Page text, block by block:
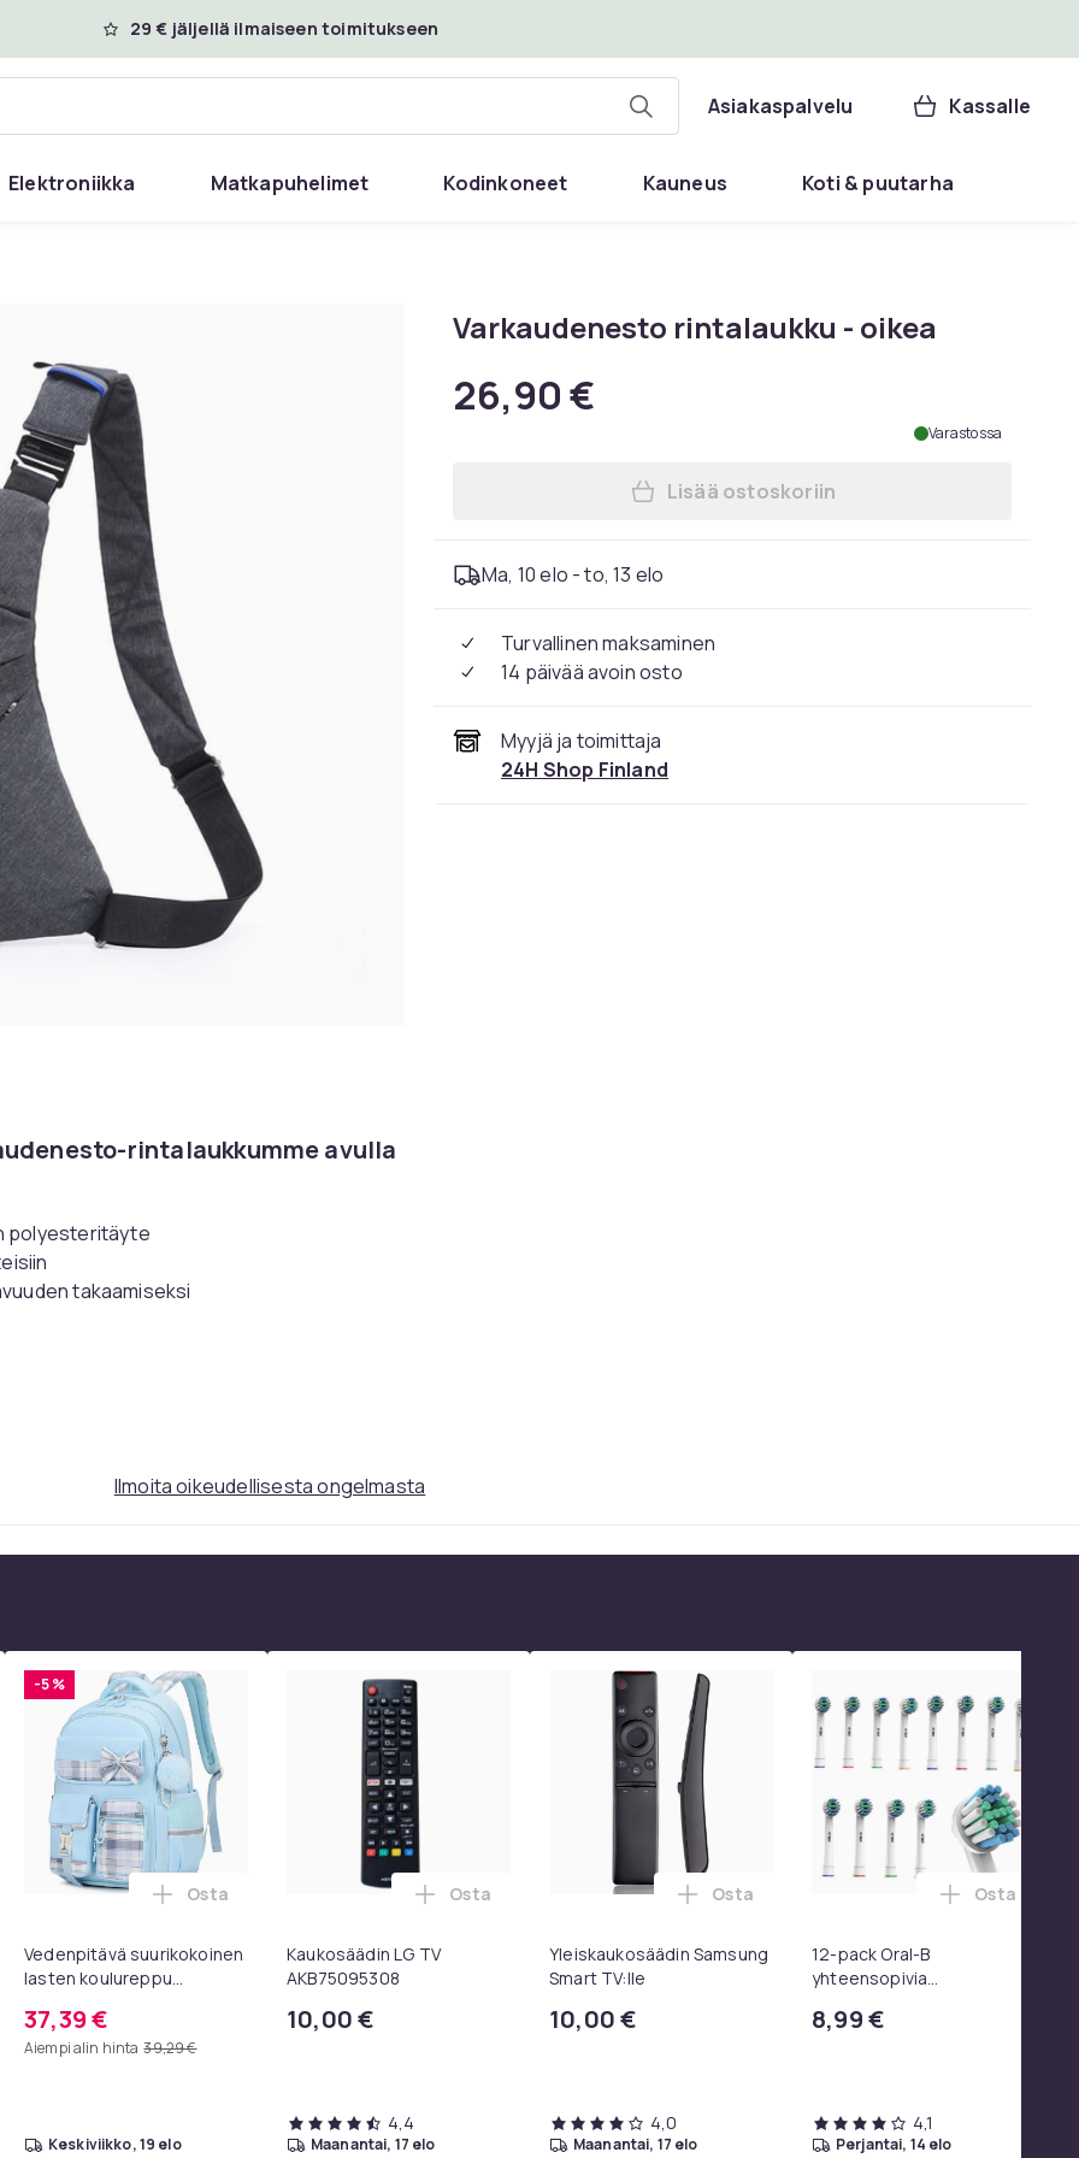
29 € jäljellä ilmaiseen toimitukseen
Asiakaspalvelu Kassalle
Elektroniikka Matkapuhelimet Kodinkoneet Kauneus Koti & puutarha
rintalaukkumme avulla
polyesteritäyte
takaamiseksi
väri antaa sille tyylikkään tunnelman,
7df30553-3acc-453f-87e8-4e5e05006dec
Varkaudenesto rintalaukku - oikea
26,90 €
Varastossa
Lisää Varkaudenesto rintalaukku -
Lisää ostoskoriin
Ma, 10 elo - to, 13 elo
Turvallinen maksaminen
14 päivää avoin osto
Myyjä ja toimittaja
24H Shop Finland
Ilmoita oikeudellisesta ongelmasta
Bose QC35 I/II, QC25, QC15, QC 2 AE 2, AE 2i, AE 2w, SoundTrue, SoundLink Black ostoskoriin
-5 %
Vedenpitävä suurikokoinen
lasten koulureppu
kannettavan tietokoneen
osastolla, sininen
37,39 €
Aiempi alin hinta 39,29 €
Lisää Vedenpitävä suurikokoinen lasten koulureppu vetokahvalla ja kannettavan tietokoneen
Osta
keskiviikko, 19 elo
Kaukosäädin LG TV
AKB75095308
10,00 €
Lisää Kaukosäädin LG TV AKB75095308 ostoskoriin
Osta
4,4
maanantai, 17 elo
Yleiskaukosäädin Samsung
Smart TV:lle
10,00 €
Lisää Yleiskaukosäädin Samsung Smart
Osta
4,0
maanantai, 17 elo
12-pack Oral-B
yhteensopivia
8,99 €
Lisää 12-
Osta
4,1
perjantai, 14 elo